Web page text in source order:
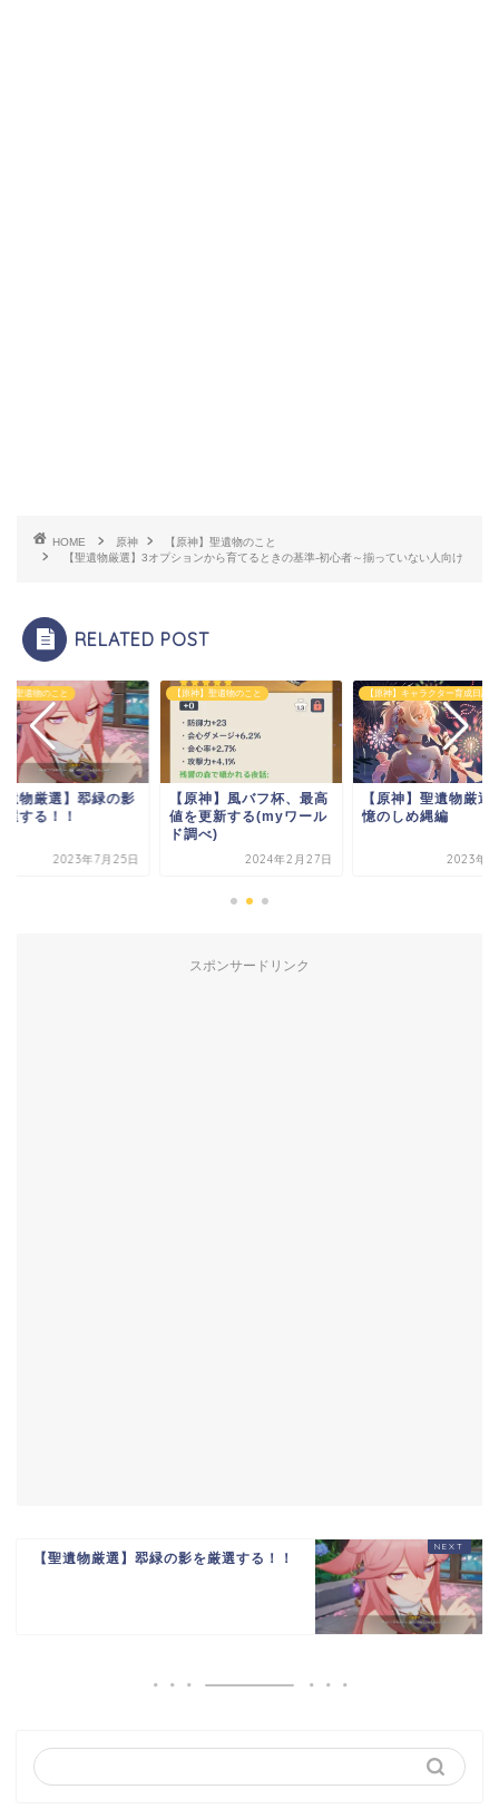
HOME 原神
【原神】聖遺物のこと
【聖遺物厳選】3オプションから育てるときの基準-初心者～揃っていない人向け
RELATED POST
】聖遺物のこと
遺物厳選】翆緑の影
選する！！
2023年7月25日
【原神】聖遺物のこと
【原神】風バフ杯、最高
値を更新する(myワール
ド調べ)
2024年2月27日
【原神】キャラクター育成日記
【原神】聖遺物厳選
憶のしめ縄編
2023年9
スポンサードリンク
【聖遺物厳選】翆緑の影を厳選する！！